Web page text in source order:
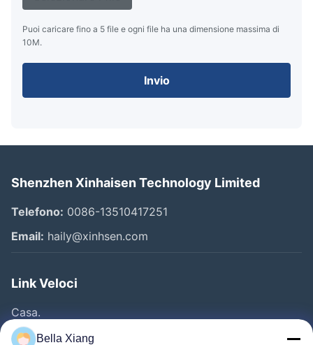
Puoi caricare fino a 5 file e ogni file ha una dimensione massima di
10M.
Invio
Shenzhen Xinhaisen Technology Limited
Telefono: 0086-13510417251
Email: haily@xinhsen.com
Link Veloci
Casa.
ProdottiBella Xiang